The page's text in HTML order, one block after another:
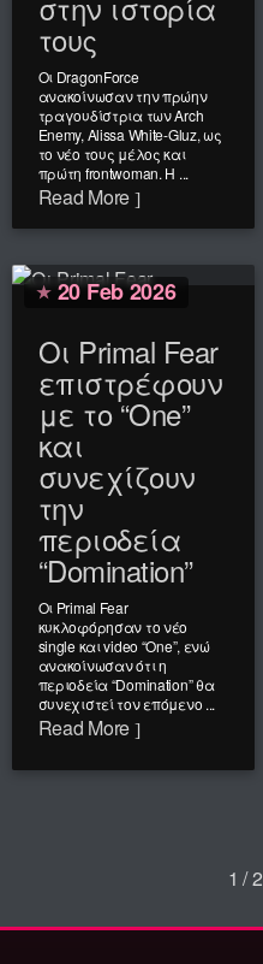
τους
Οι DragonForce
ανακοίνωσαν την πρώην
τραγουδίστρια των Arch
Enemy, Alissa White-Gluz, ως
το νέο τους μέλος και
πρώτη frontwoman. Η ...
Read More
20 Feb 2026
Οι Primal Fear
επιστρέφουν
με το “One”
και
συνεχίζουν
την
περιοδεία
“Domination”
Οι Primal Fear
κυκλοφόρησαν το νέο
single και video “One”, ενώ
ανακοίνωσαν ότι η
περιοδεία “Domination” θα
συνεχιστεί τον επόμενο ...
Read More
1 / 2